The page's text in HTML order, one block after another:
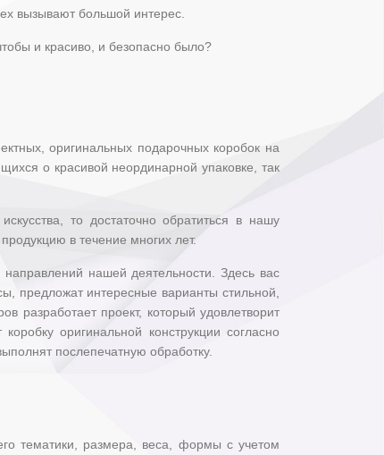
вызывают большой интерес.
и красиво, и безопасно было?
оригинальных подарочных коробок на
о красивой неординарной упаковке, так
то достаточно обратиться в нашу
в течение многих лет.
нашей деятельности. Здесь вас
предложат интересные варианты стильной,
разработает проект, который удовлетворит
оригинальной конструкции согласно
послепечатную обработку.
тематики, размера, веса, формы с учетом